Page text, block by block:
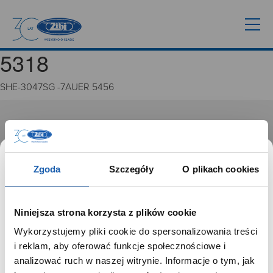
Zgoda Szczegóły O plikach cookies
Niniejsza strona korzysta z plików cookie
Wykorzystujemy pliki cookie do spersonalizowania treści
i reklam, aby oferować funkcje społecznościowe i
analizować ruch w naszej witrynie. Informacje o tym, jak
5318
SHE-3047SG -7AUER 5456
GRUPA ZIBI
Historia
Misja, wizja i wartości Grupy Zibi
Ważne daty
Zgoda na ciasteczka
PRODUKTY
Zegarki
SZANOWNY UŻYTKOWNIKU,
SZANOWNA UŻYTKOWNICZKO